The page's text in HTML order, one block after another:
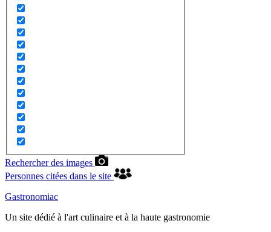
Rechercher des images
Personnes citées dans le site
Gastronomiac
Un site dédié à l'art culinaire et à la haute gastronomie